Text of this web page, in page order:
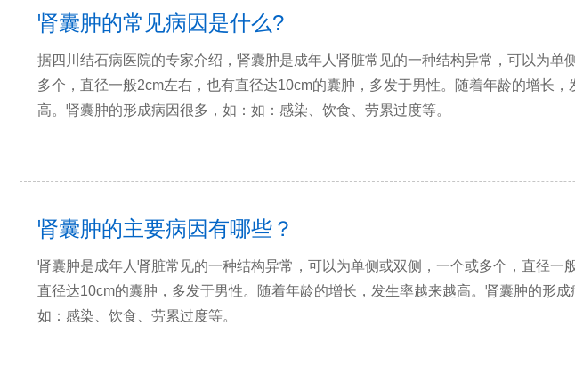
肾囊肿的常见病因是什么?
据四川结石病医院的专家介绍，肾囊肿是成年人肾脏常见的一种结构异常，可以为单
多个，直径一般2cm左右，也有直径达10cm的囊肿，多发于男性。随着年龄的增长，
高。肾囊肿的形成病因很多，如：如：感染、饮食、劳累过度等。
肾囊肿的主要病因有哪些？
肾囊肿是成年人肾脏常见的一种结构异常，可以为单侧或双侧，一个或多个，直径一
直径达10cm的囊肿，多发于男性。随着年龄的增长，发生率越来越高。肾囊肿的形成
如：感染、饮食、劳累过度等。